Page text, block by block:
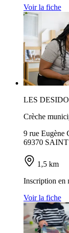
Voir la fiche
LES
Crèche
9 rue Eugène
69370
1,5 km
Inscription en
Voir la fiche